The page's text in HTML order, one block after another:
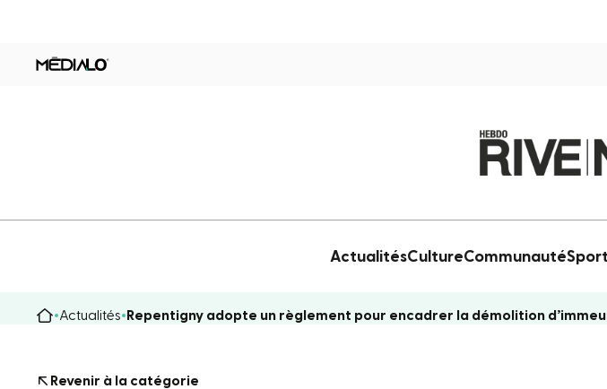
ActualitésCultureCommunauté
Actualités Repentigny adopte un règlement pour encadrer la démolition
Revenir à la catégorie